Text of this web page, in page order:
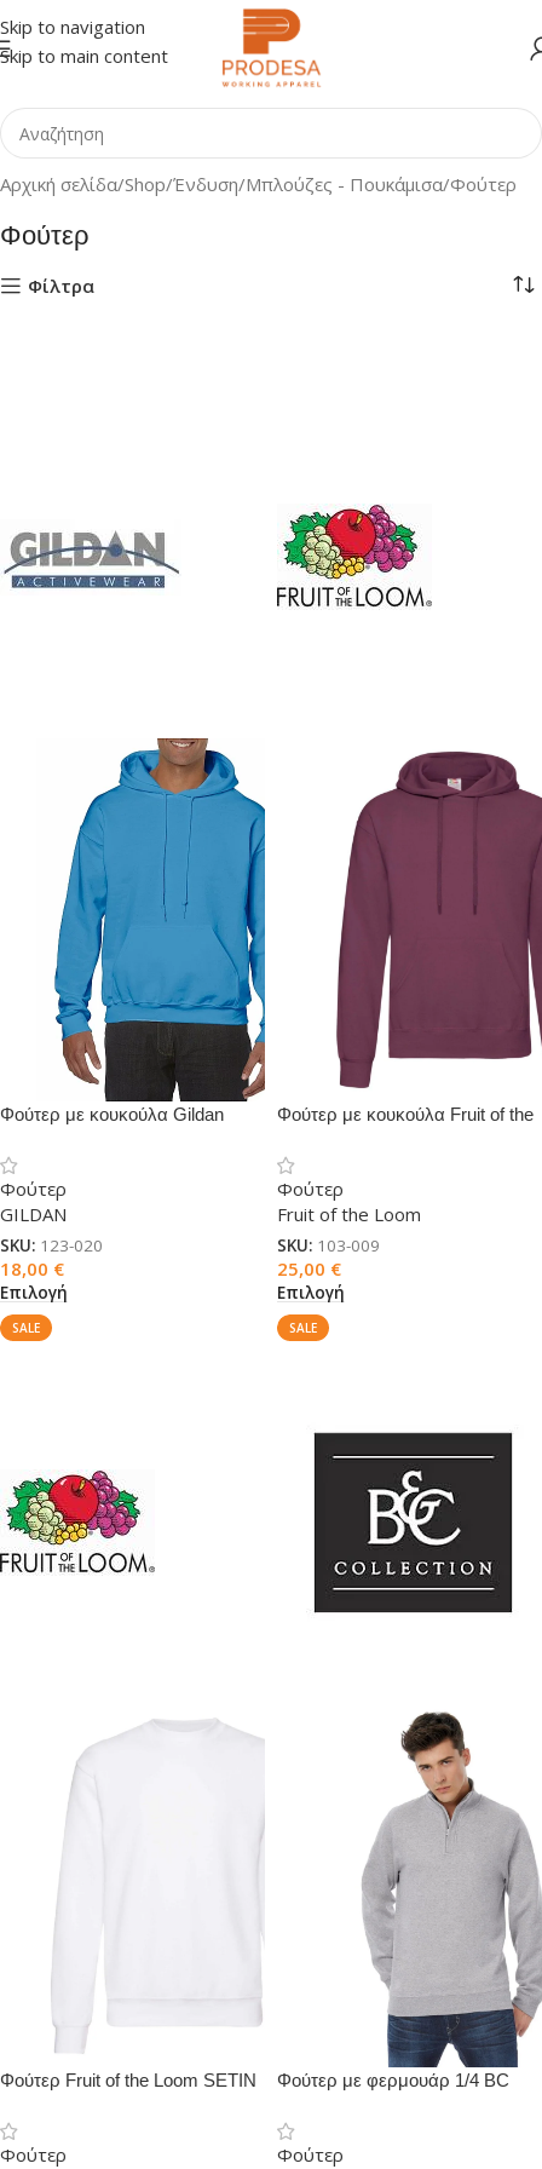
Skip to navigation
Skip to main content
Αρχική σελίδα Shop Ένδυση Μπλούζες - Πουκάμισα Φούτερ
Φούτερ
Φίλτρα
Φούτερ με κουκούλα Gildan
Φούτερ
GILDAN
SKU: 123-020
18,00 €
Επιλογή
Φούτερ με κουκούλα Fruit of the
Φούτερ
Fruit of the Loom
SKU: 103-009
25,00 €
Επιλογή
SALE
Φούτερ Fruit of the Loom SETIN
Φούτερ
SALE
Φούτερ με φερμουάρ 1/4 BC
Φούτερ